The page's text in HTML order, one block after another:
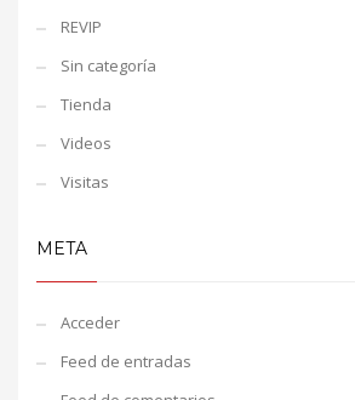
REVIP
Sin categoría
Tienda
Videos
Visitas
META
Acceder
Feed de entradas